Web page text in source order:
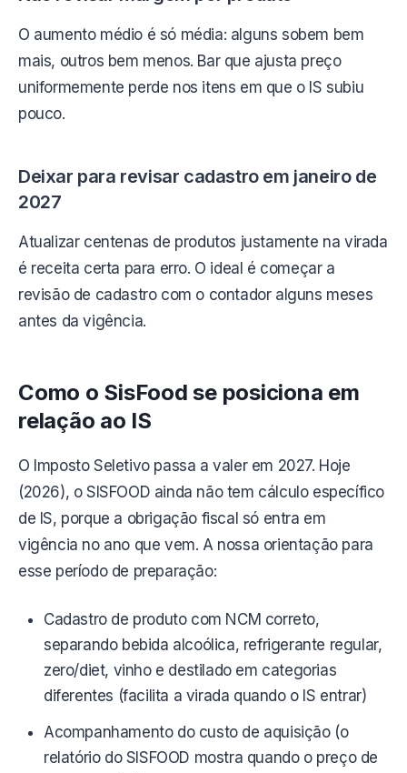
O aumento médio é só média: alguns sobem bem
mais, outros bem menos. Bar que ajusta preço
uniformemente perde nos itens em que o IS subiu
pouco.
Deixar para revisar cadastro em janeiro de
2027
Atualizar centenas de produtos justamente na virada
é receita certa para erro. O ideal é começar a
revisão de cadastro com o contador alguns meses
antes da vigência.
Como o SisFood se posiciona em
relação ao IS
O Imposto Seletivo passa a valer em 2027. Hoje
(2026), o SISFOOD ainda não tem cálculo específico
de IS, porque a obrigação fiscal só entra em
vigência no ano que vem. A nossa orientação para
esse período de preparação:
Cadastro de produto com NCM correto,
separando bebida alcoólica, refrigerante regular,
zero/diet, vinho e destilado em categorias
diferentes (facilita a virada quando o IS entrar)
Acompanhamento do custo de aquisição (o
relatório do SISFOOD mostra quando o preço de